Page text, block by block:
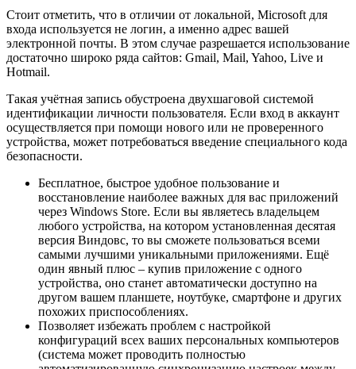
Стоит отметить, что в отличии от локальной, Microsoft для
входа используется не логин, а именно адрес вашей
электронной почты. В этом случае разрешается использование
достаточно широко ряда сайтов: Gmail, Mail, Yahoo, Live и
Hotmail.
Такая учётная запись обустроена двухшаговой системой
идентификации личности пользователя. Если вход в аккаунт
осуществляется при помощи нового или не проверенного
устройства, может потребоваться введение специального кода
безопасности.
Бесплатное, быстрое удобное пользование и
восстановление наиболее важных для вас приложений
через Windows Store. Если вы являетесь владельцем
любого устройства, на котором установленная десятая
версия Виндовс, то вы сможете пользоваться всеми
самыми лучшими уникальными приложениями. Ещё
один явный плюс – купив приложение с одного
устройства, оно станет автоматически доступно на
другом вашем планшете, ноутбуке, смартфоне и других
похожих приспособлениях.
Позволяет избежать проблем с настройкой
конфигураций всех ваших персональных компьютеров
(система может проводить полностью